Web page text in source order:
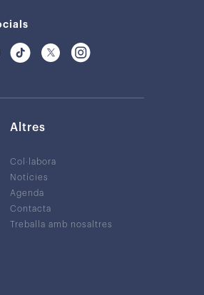
Altres
Col·labora
Notícies
Agenda
Contacta
Treballa amb nosaltres